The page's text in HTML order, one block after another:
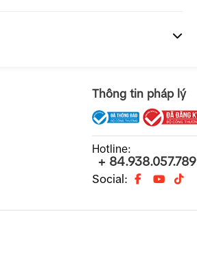
Thông tin pháp lý
Hotline:
+ 84.938.057.789
Social: